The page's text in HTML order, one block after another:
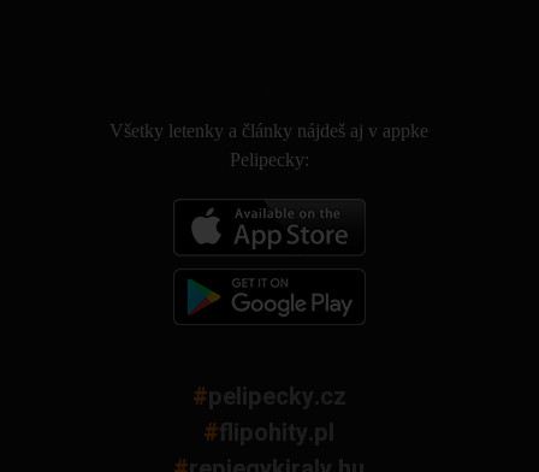
Všetky letenky a články nájdeš aj v appke
Pelipecky:
#pelipecky.cz
#flipohity.pl